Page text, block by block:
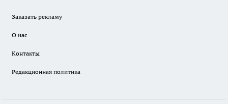
Заказать рекламу
О нас
Контакты
Редакционная политика